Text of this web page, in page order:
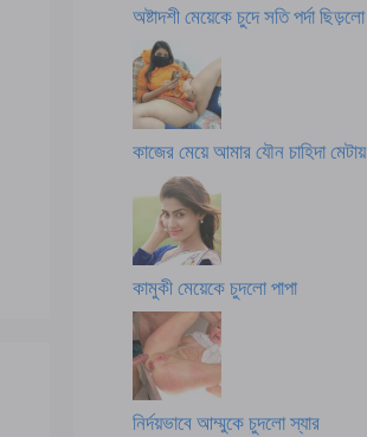
অষ্টাদশী মেয়েকে চুদে সতি পর্দা ছিড়লো
কাজের মেয়ে আমার যৌন চাহিদা মেটায়
কামুকী মেয়েকে চুদলো পাপা
নির্দয়ভাবে আম্মুকে চুদলো স্যার